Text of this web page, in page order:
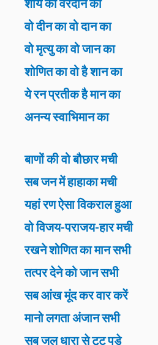
वो दीन का वो दान का
वो मृत्यु का वो जान का
शोणित का वो है शान का
ये रन प्रतीक है मान का
अनन्य स्वाभिमान का
बाणों की वो बौछार मची
सब जन में हाहाका मची
यहां रण ऐसा विकराल हुआ
वो विजय-पराजय-हार मची
रखने शोणित का मान सभी
तत्पर देने को जान सभी
सब आंख मूंद कर वार करें
मानो लगता अंजान सभी
सब जल धारा से टूट पड़े